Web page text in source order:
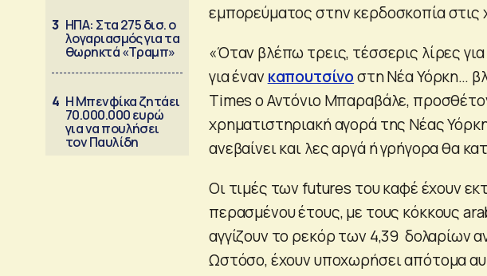
3 ΗΠΑ: Στα 275 δισ. ο
λογαριασμός για τα
θωρηκτά «Τραμπ»
4 Η Μπενφίκα ζητάει
70.000.000 ευρώ
για να πουλήσει
τον Παυλίδη
εμπορεύματος στην κερδοσκοπία
«Όταν βλέπω τρεις, τέσσερις λίρες για
για έναν καπουτσίνοστη Νέα Υόρκη…
Times ο Αντόνιο Μπαραβάλε,
χρηματιστηριακή αγορά της Νέας
ανεβαίνει και λες αργά ή γρήγορα θα
Οι τιμές των futures του καφέ έχουν
περασμένου έτους, με τους κόκκους
αγγίζουν το ρεκόρ των 4,39 δολαρίων
Ωστόσο, έχουν υποχωρήσει απότομα